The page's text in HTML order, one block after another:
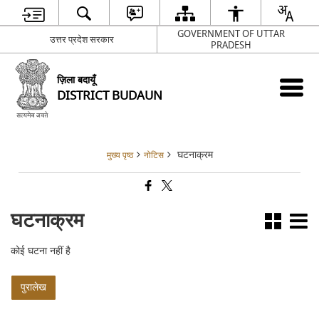
उत्तर प्रदेश सरकार
GOVERNMENT OF UTTAR
PRADESH
ज़िला बदायूँ
DISTRICT BUDAUN
मुख्य पृष्ठ नोटिस घटनाक्रम
घटनाक्रम
कोई घटना नहीं है
पुरालेख